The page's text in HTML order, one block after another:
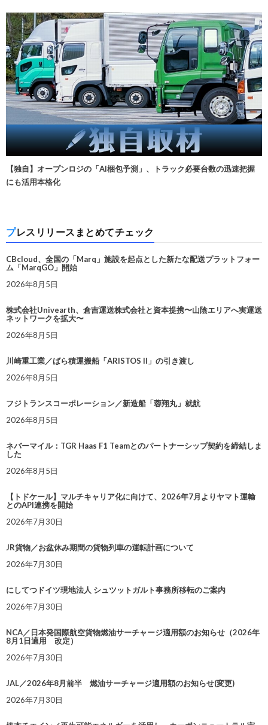
【独自】オープンロジの「AI梱包予測」、トラック必要台数の迅速把握
にも活用本格化
プレスリリースまとめてチェック
CBcloud、全国の「Marq」施設を起点とした新たな配送プラットフォー
ム「MarqGO」開始
2026年8月5日
株式会社Univearth、倉吉運送株式会社と資本提携〜山陰エリアへ実運送
ネットワークを拡大〜
2026年8月5日
川崎重工業／ばら積運搬船「ARISTOS II」の引き渡し
2026年8月5日
フジトランスコーポレーション／新造船「蓉翔丸」就航
2026年8月5日
ネバーマイル：TGR Haas F1 Teamとのパートナーシップ契約を締結しま
した
2026年8月5日
【トドケール】マルチキャリア化に向けて、2026年7月よりヤマト運輸
とのAPI連携を開始
2026年7月30日
JR貨物／お盆休み期間の貨物列車の運転計画について
2026年7月30日
にしてつドイツ現地法人 シュツットガルト事務所移転のご案内
2026年7月30日
NCA／日本発国際航空貨物燃油サーチャージ適用額のお知らせ（2026年
8月1日適用 改定）
2026年7月30日
JAL／2026年8月前半 燃油サーチャージ適用額のお知らせ(変更)
2026年7月30日